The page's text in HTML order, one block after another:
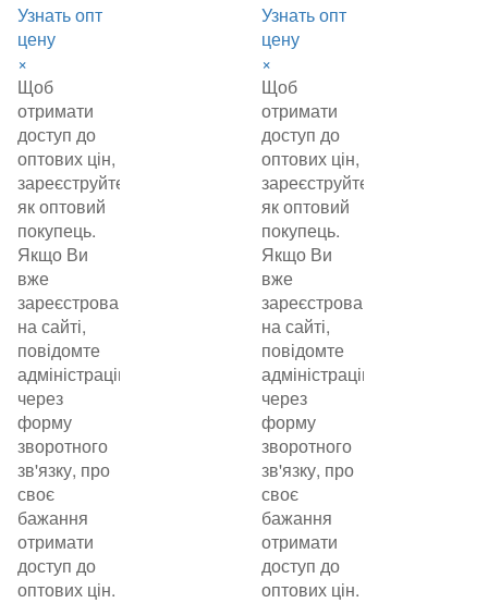
Узнать опт
цену
×
Щоб
отримати
доступ до
оптових цін,
зареєструйтеся
як оптовий
покупець.
Якщо Ви
вже
зареєстровані
на сайті,
повідомте
адміністрацію
через
форму
зворотного
зв'язку, про
своє
бажання
отримати
доступ до
оптових цін.
Узнать опт
цену
×
Щоб
отримати
доступ до
оптових цін,
зареєструйтеся
як оптовий
покупець.
Якщо Ви
вже
зареєстровані
на сайті,
повідомте
адміністрацію
через
форму
зворотного
зв'язку, про
своє
бажання
отримати
доступ до
оптових цін.